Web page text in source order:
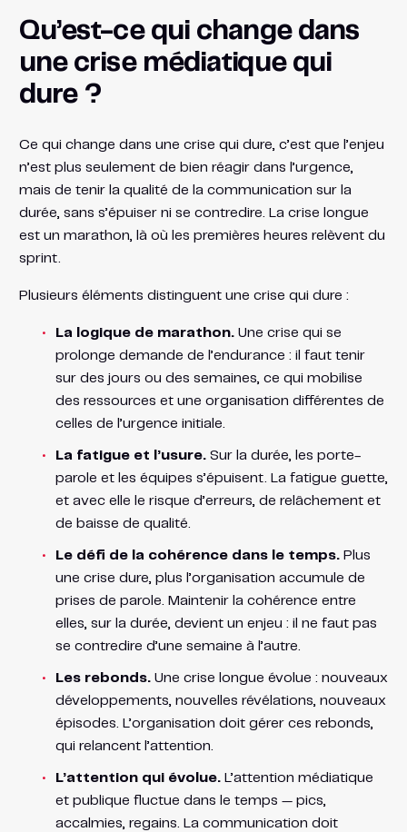
Qu’est-ce qui change dans
une crise médiatique qui
dure ?
Ce qui change dans une crise qui dure, c’est que l’enjeu
n’est plus seulement de bien réagir dans l’urgence,
mais de tenir la qualité de la communication sur la
durée, sans s’épuiser ni se contredire. La crise longue
est un marathon, là où les premières heures relèvent du
sprint.
Plusieurs éléments distinguent une crise qui dure :
La logique de marathon.Une crise qui se
prolonge demande de l’endurance : il faut tenir
sur des jours ou des semaines, ce qui mobilise
des ressources et une organisation différentes de
celles de l’urgence initiale.
La fatigue et l’usure.Sur la durée, les porte-
parole et les équipes s’épuisent. La fatigue guette,
et avec elle le risque d’erreurs, de relâchement et
de baisse de qualité.
Le défi de la cohérence dans le temps.Plus
une crise dure, plus l’organisation accumule de
prises de parole. Maintenir la cohérence entre
elles, sur la durée, devient un enjeu : il ne faut pas
se contredire d’une semaine à l’autre.
Les rebonds.Une crise longue évolue : nouveaux
développements, nouvelles révélations, nouveaux
épisodes. L’organisation doit gérer ces rebonds,
qui relancent l’attention.
L’attention qui évolue.L’attention médiatique
et publique fluctue dans le temps — pics,
accalmies, regains. La communication doit